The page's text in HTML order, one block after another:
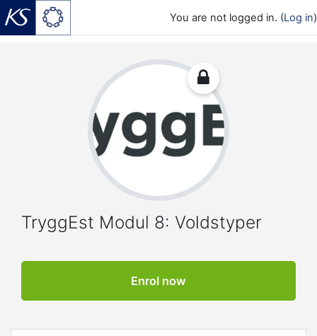
You are not logged in. (Log in)
TryggEst Modul 8: Voldstyper
Enrol now